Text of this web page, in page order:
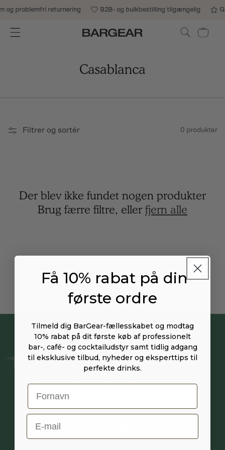
Gå til indhold
og problemfri returnering B2B- og bulkbestilling tilgængelig
Indkøbskurv
Casablanca
Filtrer og sortér 0 produkter
Der blev ikke fundet nogen produkter
Brug færre filtre, eller fjern alle
Få nye varer og eksklusive tilbud
Få 10% rabat på din
første ordre
Tilmeld dig BarGear-fællesskabet og modtag
10% rabat på dit første køb af professionelt
bar-, café- og cocktailudstyr samt tidlig adgang
til eksklusive tilbud, nyheder og eksperttips til
perfekte drinks.
E-Mail